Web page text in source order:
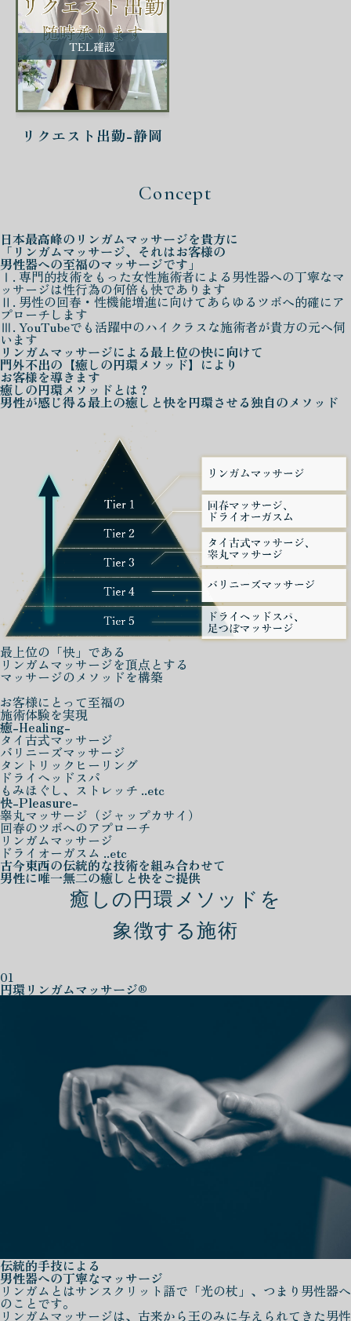
TEL確認
リクエスト出勤-静岡
Concept
日本最高峰の リンガムマッサージを貴方に
「リンガムマッサージ、それはお客様の
男性器への至福のマッサージです」
Ⅰ. 専門的技術をもった女性施術者による男性器への丁寧なマ
ッサージは性行為の何倍も快であります
Ⅱ. 男性の回春・性機能増進に向けてあらゆるツボへ的確にア
プローチします
Ⅲ. YouTubeでも活躍中のハイクラスな施術者が貴方の元へ伺
います
リンガムマッサージによる最上位の快に向けて
門外不出の 【癒しの円環メソッド】 により
お客様を導きます
癒しの円環メソッド とは？
男性が感じ得る最上の癒しと快を円環させる独自のメソッド
最上位の「快」である
リンガムマッサージを頂点とする
マッサージのメソッドを構築
お客様にとって至福の
施術体験を実現
癒-Healing-
タイ古式マッサージ
バリニーズマッサージ
タントリックヒーリング
ドライヘッドスパ
もみほぐし、ストレッチ ..etc
快-Pleasure-
睾丸マッサージ（ジャップカサイ）
回春のツボへのアプローチ
リンガムマッサージ
ドライオーガスム ..etc
古今東西の伝統的な技術を組み合わせて
男性に唯一無二の癒しと快をご提供
癒しの円環メソッドを
象徴する施術
01
円環リンガムマッサージ®
伝統的手技による
男性器への丁寧なマッサージ
リンガムとはサンスクリット語で「光の杖」、つまり男性器へ
のことです。
リンガムマッサージは、古来から王のみに与えられてきた男性